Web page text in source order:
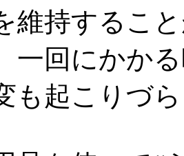
維持するこ
一回にかか
も起こりづ